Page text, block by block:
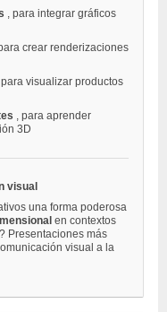
, para integrar gráficos
para crear renderizaciones
, para visualizar productos
, para aprender
3D
visual
una forma poderosa
en contextos
Presentaciones más
visual a la